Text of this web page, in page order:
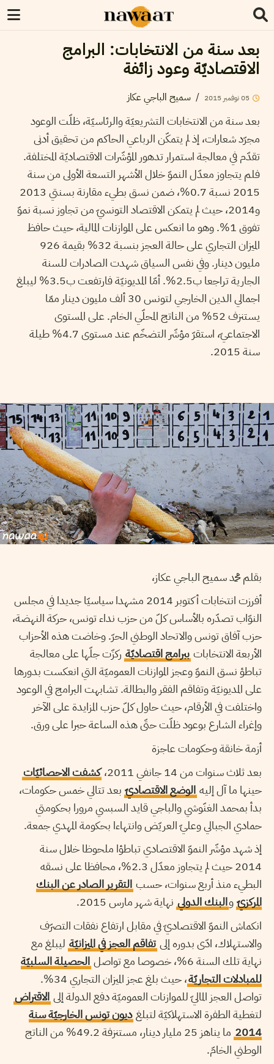
بعد سنة من الانتخابات: البرامج
الاقتصاديّة وعود زائفة
05نوفمبر 2015
/ سميح الباجي عكاز
بعد سنة من الانتخابات التشريعيّة والرئاسيّة، ظلّت الوعود
مجرّد شعارات، إذ لم يتمكّن الرباعي الحاكم من تحقيق أدنى
تقدّم في معالجة استمرار تدهور المؤشّرات الاقتصاديّة المختلفة.
فلم يتجاوز معدّل النموّ خلال الأشهر التسعة الأولى من سنة
2015 نسبة 0.7%، ضمن نسق بطيء مقارنة بسنتي 2013
و2014، حيث لم يتمكن الاقتصاد التونسيّ من تجاوز نسبة نموّ
تفوق 1%. وهو ما انعكس على الموازنات المالية، حيث حافظ
الميزان التجاري على حالة العجز بنسبة 32% بقيمة 926
مليون دينار. وفي نفس السياق شهدت الصادرات للسنة
الجارية تراجعا ب2.5%. أمّا المديونيّة فارتفعت ب3.5% ليبلغ
اجمالي الدين الخارجي لتونس 30 ألف مليون دينار ممّا
يستنزف 52% من الناتج المحلّي الخام. على المستوى
الاجتماعيّ، استقرّ مؤشّر التضخّم عند مستوى 4.7% طيلة
سنة 2015.
بقلم محمد سميح الباجي عكاز،
أفرزت انتخابات أكتوبر 2014 مشهدا سياسيّا جديدا في مجلس
النوّاب تصدّره بالأساس كلّ من حزب نداء تونس، حركة النهضة،
حزب آفاق تونس والاتحاد الوطني الحرّ. وخاضت هذه الأحزاب
الأربعة الانتخابات ببرامج اقتصاديّة ركزّت جلّها على معالجة
تباطؤ نسق النموّ وعجز الموازنات العموميّة التي انعكست بدورها
على المديونيّة وتفاقم الفقر والبطالة. تشابهت البرامج في الوعود
واختلفت في الأرقام، حيث حاول كلّ حزب المزايدة على الآخر
وإغراء الشارع بوعود ظلّت حتّى هذه الساعة حبرا على ورق.
أزمة خانقة وحكومات عاجزة
بعد ثلاث سنوات من 14 جانفي 2011،
كشفت الاحصائيّات
حينها ما آل إليه الوضع الاقتصاديّ بعد تتالي خمس حكومات،
بدأ بمحمد الغنّوشي والباجي قايد السبسي مرورا بحكومتي
حمادي الجبالي وعليّ العريّض وانتهاءا بحكومة المهدي جمعة.
إذ شهد مؤشّر النموّ الاقتصادي تباطؤا ملحوظا خلال سنة
2014 حيث لم يتجاوز معدّل 2.3%، محافظا على نسقه
البطيء منذ أربع سنوات، حسب التقرير الصادر عن البنك
المركزيّ والبنك الدولي نهاية شهر مارس 2015.
انكماش النموّ الاقتصاديّ في مقابل ارتفاع نفقات التصرّف
والاستهلاك، ادّى بدوره إلى تفاقم العجز في الميزانيّة ليبلغ مع
نهاية تلك السنة 6%، خصوصا مع تواصل
الحصيلة السلبيّة
للمبادلات التجاريّة
، حيث بلغ عجز الميزان التجاري 34%.
تواصل العجز الماليّ للموازنات العموميّة دفع الدولة إلى الاقتراض
لتغطية الطفرة الاستهلاكيّة لتبلغ ديون تونس الخارجيّة سنة
2014
ما يناهز 25 مليار دينار، مستنزفة 49.2% من الناتج
الوطني الخامّ.